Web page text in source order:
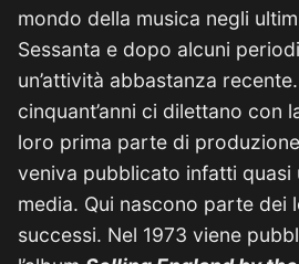
mondo della musica negli
Sessanta e dopo alcuni
un’attività abbastanza
cinquant’anni ci dilettano con
loro prima parte di
veniva pubblicato infatti quasi
media. Qui nascono parte dei
successi. Nel 1973 viene